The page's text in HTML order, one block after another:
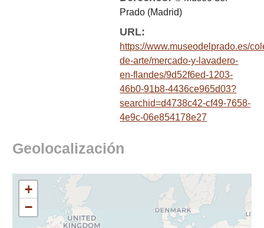
Prado (Madrid)
URL:
https://www.museodelprado.es/
de-arte/mercado-y-lavadero-
en-flandes/9d52f6ed-1203-
46b0-91b8-4436ce965d03?
searchid=d4738c42-cf49-7658-
4e9c-06e854178e27
Geolocalización
+
−